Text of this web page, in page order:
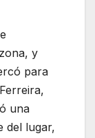
y
para
una
del lugar,